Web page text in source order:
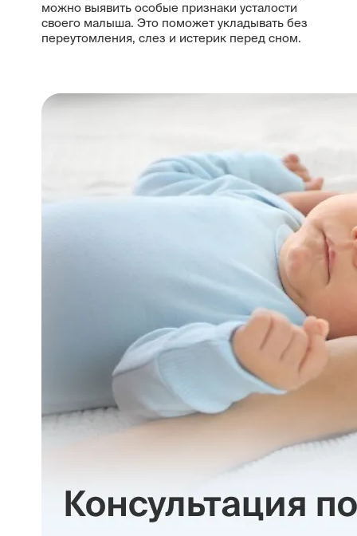
можно выявить особые признаки усталости
своего малыша. Это поможет укладывать без
переутомления, слез и истерик перед сном.